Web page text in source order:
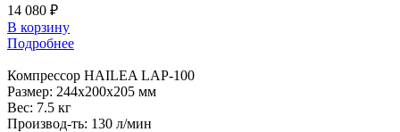
14 080 ₽
В корзину
Подробнее
Компрессор HAILEA LAP-100
Размер: 244x200x205 мм
Вес: 7.5 кг
Производ-ть: 130 л/мин